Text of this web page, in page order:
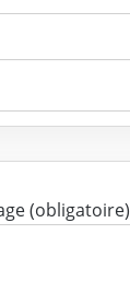
Texte de votre message (obligatoire)